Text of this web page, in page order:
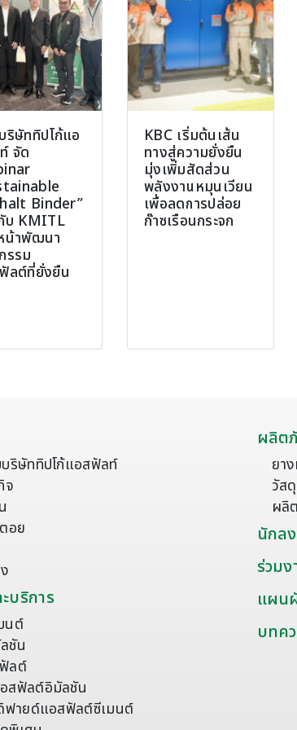
ริษัททิปโก้แอ
จัด
Binder”
บ KMITL
น้าพัฒนา
รรม
ลต์ที่ยั่งยืน
KBC เริ่มต้นเส้น
ทางสู่ความยั่งยืน
มุ่งเพิ่มสัดส่วน
พลังงานหมุนเวียน
เพื่อลดการปล่อย
ก๊าซเรือนกระจก
ริษัททิปโก้แอสฟัลท์
จ
อย
ริการ
นต์
ชัน
ลต์
สฟัลต์อิมัลชัน
ฟายด์แอสฟัลต์ซีเมนต์
ผลิต
ยา
วัส
ผลิ
นักล
ร่วม
แผน
บทค